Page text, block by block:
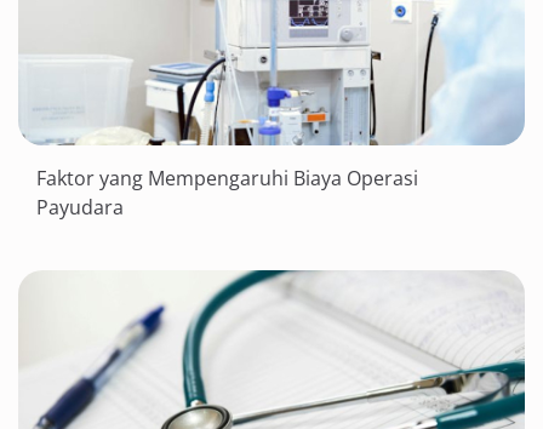
Faktor yang Mempengaruhi Biaya Operasi
Payudara